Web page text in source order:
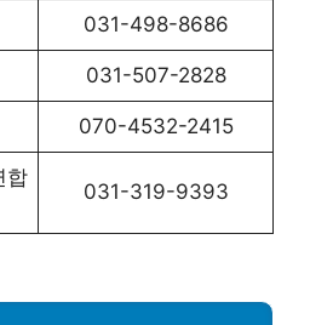
031-498-8686
031-507-2828
070-4532-2415
합
031-319-9393